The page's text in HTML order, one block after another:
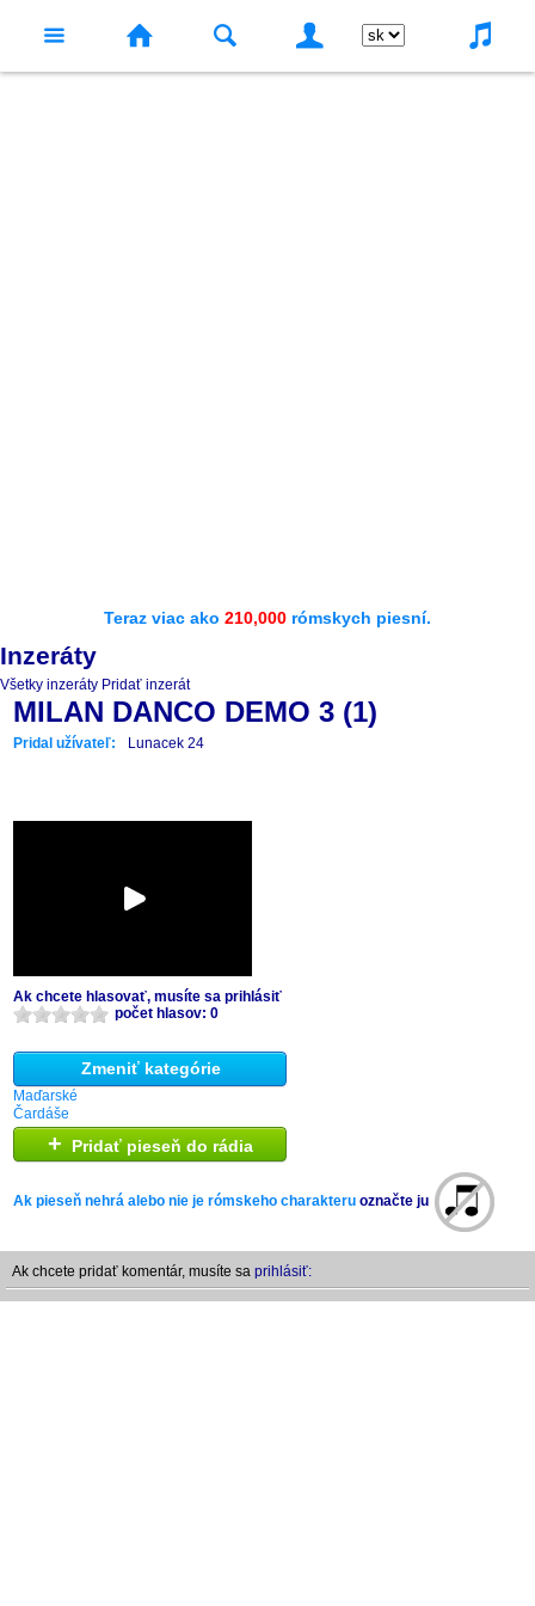
Teraz viac ako 210,000 rómskych piesní.
Inzeráty
Všetky inzeráty Pridať inzerát
MILAN DANCO DEMO 3 (1)
Pridal užívateľ: Lunacek 24
Ak chcete hlasovať, musíte sa prihlásiť
počet hlasov: 0
Zmeniť kategórie
Maďarské
Čardáše
+ Pridať pieseň do rádia
Ak pieseň nehrá alebo nie je rómskeho charakteru označte ju
Ak chcete pridať komentár, musíte sa prihlásiť: